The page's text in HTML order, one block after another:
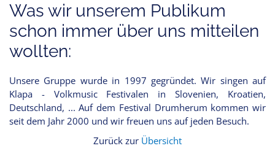
Was wir unserem Publikum
schon immer über uns mitteilen
wollten:
Unsere Gruppe wurde in 1997 gegründet. Wir singen auf
Klapa - Volkmusic Festivalen in Slovenien, Kroatien,
Deutschland, ... Auf dem Festival Drumherum kommen wir
seit dem Jahr 2000 und wir freuen uns auf jeden Besuch.
Zurück zur Übersicht